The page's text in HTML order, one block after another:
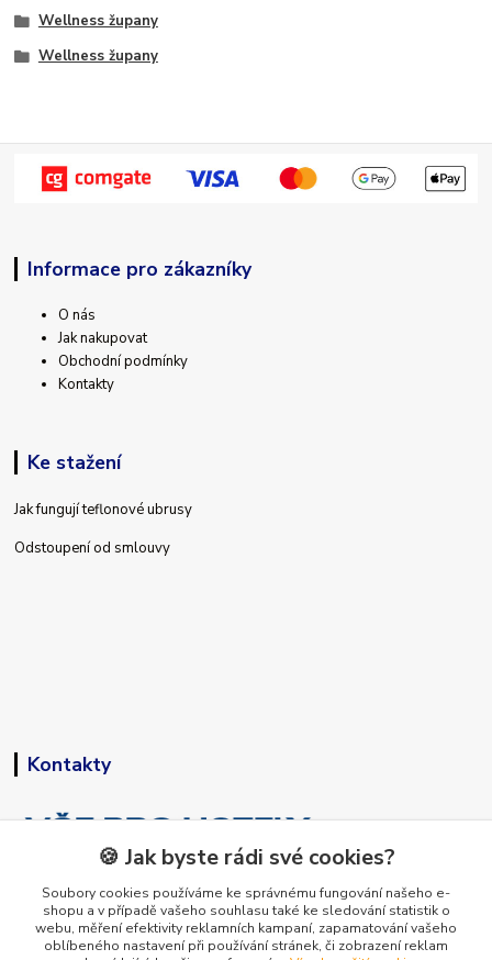
Wellness župany
Wellness župany
Informace pro zákazníky
O nás
Jak nakupovat
Obchodní podmínky
Kontakty
Ke stažení
Jak fungují teflonové ubrusy
Odstoupení od smlouvy
Kontakty
+420 773 794 023
Pondělí-pátek 9-15 hodin
🍪 Jak byste rádi své cookies?
Soubory cookies používáme ke správnému fungování našeho e-
shopu a v případě vašeho souhlasu také ke sledování statistik o
webu, měření efektivity reklamních kampaní, zapamatování vašeho
oblíbeného nastavení při používání stránek, či zobrazení reklam